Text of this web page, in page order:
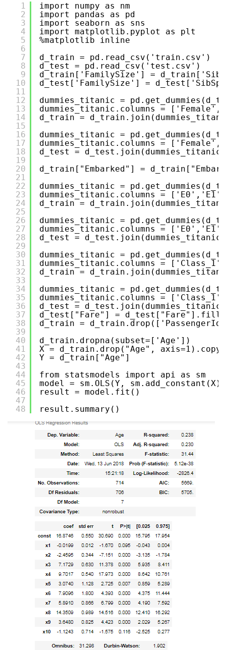
1
2
3
4
5
6
7
8
9
10
11
12
13
14
15
16
17
18
19
20
21
22
23
24
25
26
27
28
29
30
31
32
33
34
35
36
37
38
39
40
41
42
43
44
45
46
47
48
import numpy as nm
import pandas as pd
import seaborn as sns
import matplotlib.pyplot as plt
%matplotlib inline
d_train = pd.read_csv('train.csv')
d_test = pd.read_csv('test.csv')
d_train['FamilySize'] =
d_test['FamilySize'] =
dummies_titanic =
dummies_titanic.columns =
d_train =
dummies_titanic =
dummies_titanic.columns =
d_test = d_test.join(dummies_titanic)
d_train["Embarked"] =
dummies_titanic =
dummies_titanic.columns =
d_train =
dummies_titanic =
dummies_titanic.columns =
d_test = d_test.join(dummies_titanic)
dummies_titanic =
dummies_titanic.columns =
d_train =
dummies_titanic =
dummies_titanic.columns =
d_test = d_test.join(dummies_titanic)
d_test["Fare"] =
d_train =
d_train.dropna(subset=['Age'])
X = d_train.drop("Age",
Y = d_train["Age"]
from statsmodels import api as sm
model = sm.OLS(Y, sm.add_constant(X))
result = model.fit()
result.summary()